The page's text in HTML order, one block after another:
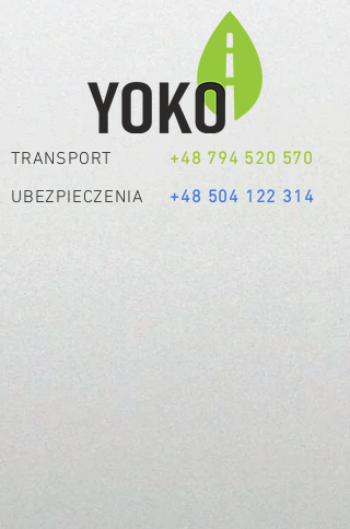
TRANSPORT +48 794 520 570
UBEZPIECZENIA +48 504 122 314